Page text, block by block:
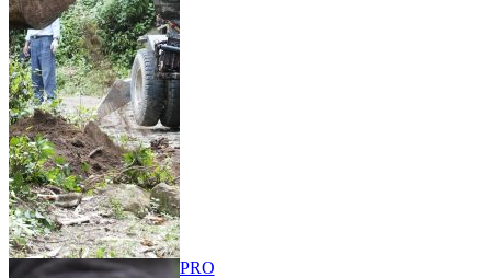
PRO